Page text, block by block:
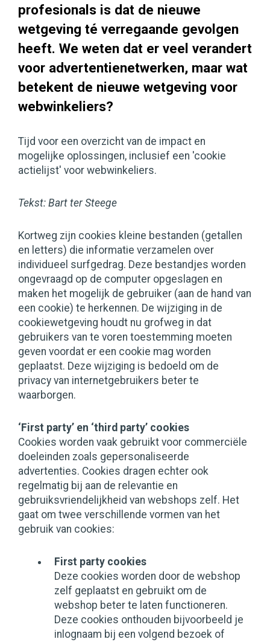
profesionals is dat de nieuwe
wetgeving té verregaande gevolgen
heeft. We weten dat er veel verandert
voor advertentienetwerken, maar wat
betekent de nieuwe wetgeving voor
webwinkeliers?
Tijd voor een overzicht van de impact en
mogelijke oplossingen, inclusief een 'cookie
actielijst' voor webwinkeliers.
Tekst: Bart ter Steege
Kortweg zijn cookies kleine bestanden (getallen
en letters) die informatie verzamelen over
individueel surfgedrag. Deze bestandjes worden
ongevraagd op de computer opgeslagen en
maken het mogelijk de gebruiker (aan de hand van
een cookie) te herkennen. De wijziging in de
cookiewetgeving houdt nu grofweg in dat
gebruikers van te voren toestemming moeten
geven voordat er een cookie mag worden
geplaatst. Deze wijziging is bedoeld om de
privacy van internetgebruikers beter te
waarborgen.
‘First party’ en ‘third party’ cookies
Cookies worden vaak gebruikt voor commerciële
doeleinden zoals gepersonaliseerde
advertenties. Cookies dragen echter ook
regelmatig bij aan de relevantie en
gebruiksvriendelijkheid van webshops zelf. Het
gaat om twee verschillende vormen van het
gebruik van cookies:
First party cookies
Deze cookies worden door de webshop
zelf geplaatst en gebruikt om de
webshop beter te laten functioneren.
Deze cookies onthouden bijvoorbeeld je
inlognaam bij een volgend bezoek of